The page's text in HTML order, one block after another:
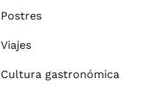
Postres
Viajes
Cultura gastronómica